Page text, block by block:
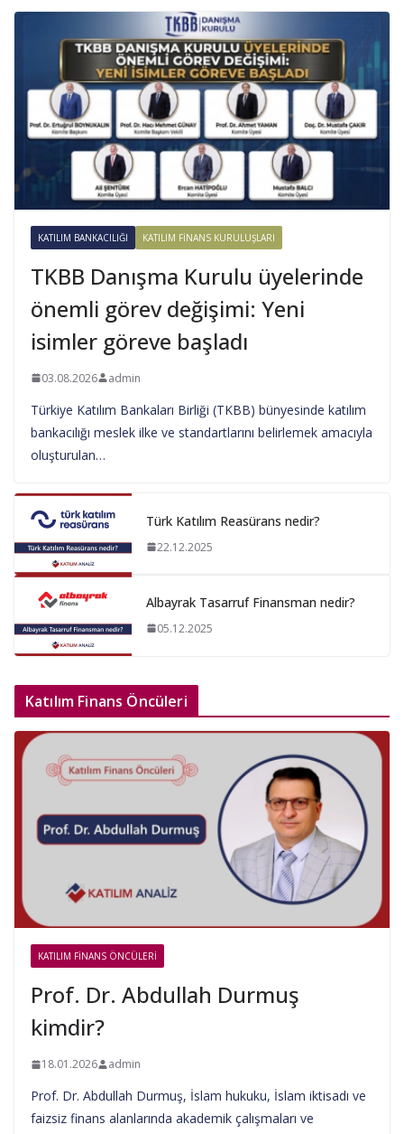
KATILIM BANKACILIĞI KATILIM FINANS KURULUŞLARI
TKBB Danışma Kurulu üyelerinde
önemli görev değişimi: Yeni
isimler göreve başladı
03.08.2026 admin
Türkiye Katılım Bankaları Birliği (TKBB) bünyesinde katılım
bankacılığı meslek ilke ve standartlarını belirlemek amacıyla
oluşturulan…
Türk Katılım Reasürans nedir?
22.12.2025
Albayrak Tasarruf Finansman nedir?
05.12.2025
Katılım Finans Öncüleri
KATILIM FINANS ÖNCÜLERI
Prof. Dr. Abdullah Durmuş
kimdir?
18.01.2026 admin
Prof. Dr. Abdullah Durmuş, İslam hukuku, İslam iktisadı ve
faizsiz finans alanlarında akademik çalışmaları ve